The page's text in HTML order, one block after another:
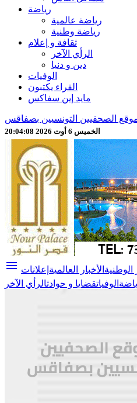
رياضة
رياضة عالمية
رياضة وطنية
ثقافة و إعلام
الرأي الآخر
دين و دنيا
الوفيات
القراء يكتبون
مايد إين سفاكس
الصحفيين التونسيين بصفاقس
الخميس 6 أوت 2026 20:04:10
menu الوطنية الأخبار العالمية إعلانات
الوفياتقضايا و حوادثالرأي الآخر